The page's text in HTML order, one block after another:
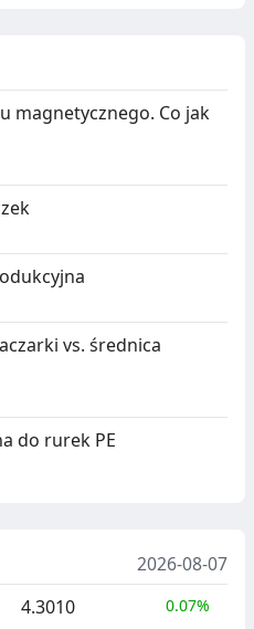
magnetycznego. Co jak
vs. średnica
do rurek PE
2026-08-07
4.3010 0.07%